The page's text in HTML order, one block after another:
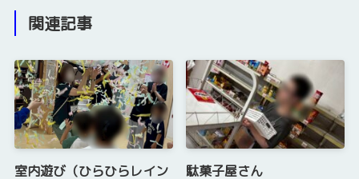
関連記事
室内遊び（ひらひらレイン
駄菓子屋さん